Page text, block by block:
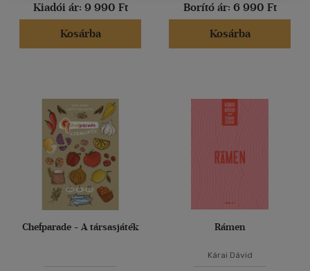
Kiadói ár: 9 990 Ft
Kosárba
Borító ár: 6 990 Ft
Kosárba
Chefparade - A társasjáték Rámen
Kárai Dávid